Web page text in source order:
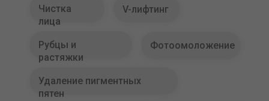
Чистка
лица
Фотоомоложение
Рубцы и
растяжки
Удаление пигментных
пятен
V-лифтинг